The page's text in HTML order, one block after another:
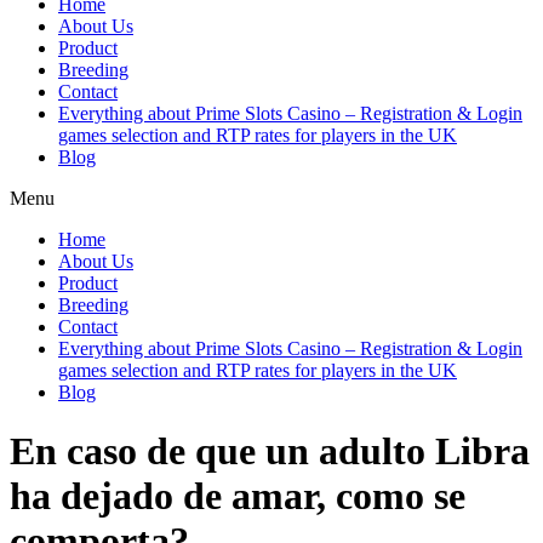
About Us
Product
Breeding
Contact
Everything about Prime Slots Casino – Registration & Login
games selection and RTP rates for players in the UK
Blog
Menu
Home
About Us
Product
Breeding
Contact
Everything about Prime Slots Casino – Registration & Login
games selection and RTP rates for players in the UK
Blog
En caso de que un adulto Libra
ha dejado de amar, como se